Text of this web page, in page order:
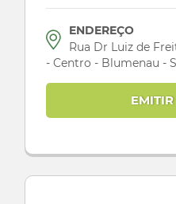
ENDEREÇO
Rua Dr Luiz de
- Centro - Blumenau -